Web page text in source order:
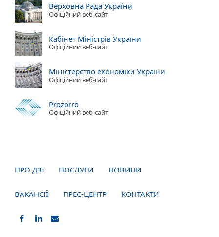
Верховна Рада України
Офіційний веб-сайт
Кабінет Міністрів України
Офіційний веб-сайт
Міністерство економіки України
Офіційний веб-сайт
Prozorro
Офіційний веб-сайт
ПРО ДЗІ ПОСЛУГИ НОВИНИ
ВАКАНСІЇ ПРЕС-ЦЕНТР КОНТАКТИ